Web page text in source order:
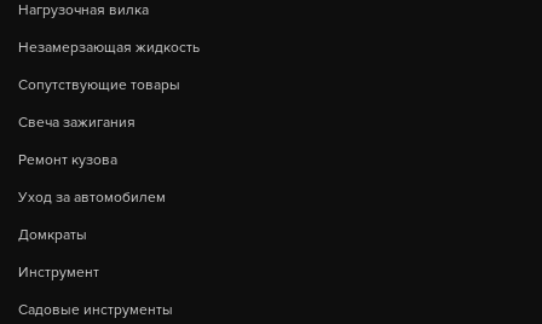
Нагрузочная вилка
Незамерзающая жидкость
Сопутствующие товары
Свеча зажигания
Ремонт кузова
Уход за автомобилем
Домкраты
Инструмент
Садовые инструменты